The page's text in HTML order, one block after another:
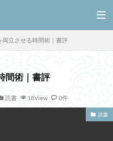
両立させる時間術｜書評
間術｜書評
読書 18View 0件
読書